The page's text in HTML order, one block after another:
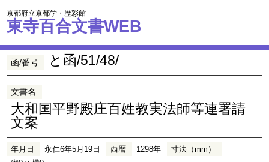
京都府立京都学・歴彩館
東寺百合文書WEB
函/番号 と函/51/48/
文書名
大和国平野殿庄百姓教実法師等連署請
文案
年月日 永仁6年5月19日 西暦 1298年
寸法（mm）